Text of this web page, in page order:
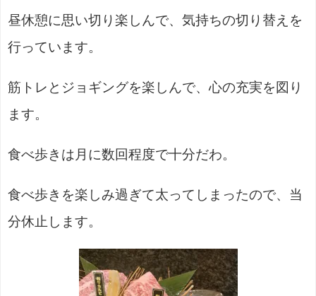
昼休憩に思い切り楽しんで、気持ちの切り替えを
行っています。
筋トレとジョギングを楽しんで、心の充実を図り
ます。
食べ歩きは月に数回程度で十分だわ。
食べ歩きを楽しみ過ぎて太ってしまったので、当
分休止します。